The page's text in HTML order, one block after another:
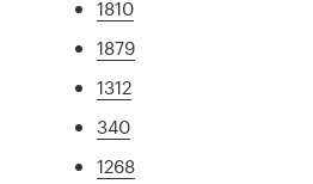
1810
1879
1312
340
1268